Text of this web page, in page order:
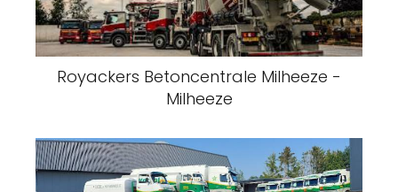
Royackers Betoncentrale Milheeze -
Milheeze